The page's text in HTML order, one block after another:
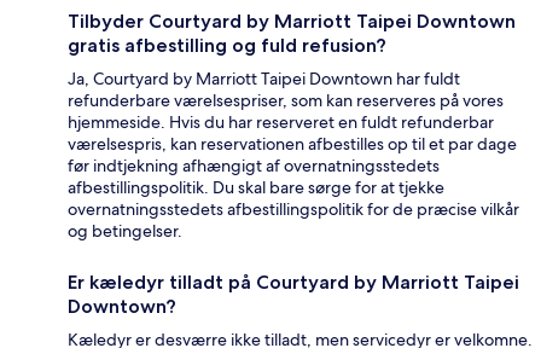
Tilbyder Courtyard by Marriott Taipei Downtown
gratis afbestilling og fuld refusion?
Ja, Courtyard by Marriott Taipei Downtown har fuldt
refunderbare værelsespriser, som kan reserveres på vores
hjemmeside. Hvis du har reserveret en fuldt refunderbar
værelsespris, kan reservationen afbestilles op til et par dage
før indtjekning afhængigt af overnatningsstedets
afbestillingspolitik. Du skal bare sørge for at tjekke
overnatningsstedets afbestillingspolitik for de præcise vilkår
og betingelser.
Er kæledyr tilladt på Courtyard by Marriott Taipei
Downtown?
Kæledyr er desværre ikke tilladt, men servicedyr er velkomne.